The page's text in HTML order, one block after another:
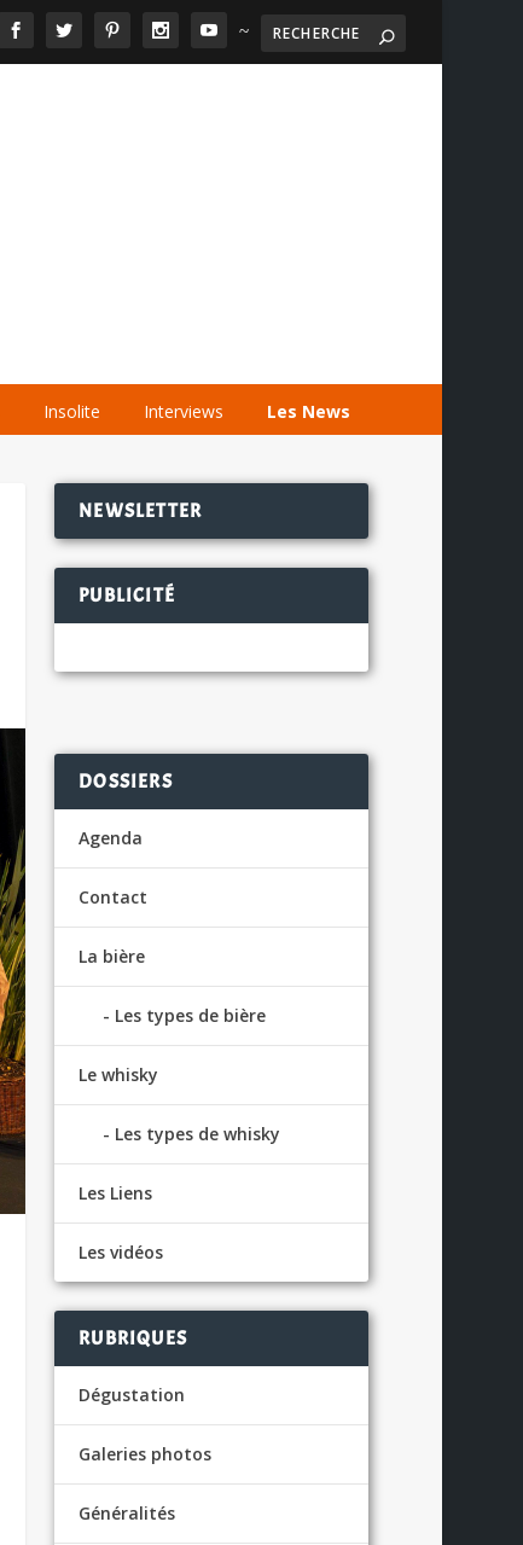
~
Insolite Interviews Les News
NEWSLETTER
PUBLICITÉ
DOSSIERS
Agenda
Contact
La bière
Les types de bière
Le whisky
Les types de whisky
Les Liens
Les vidéos
RUBRIQUES
Dégustation
Galeries photos
Généralités